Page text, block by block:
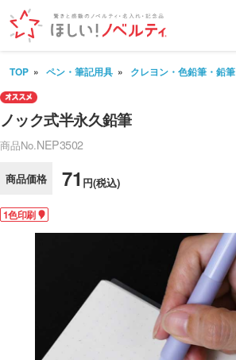
TOP ペン・筆記用具 クレヨン・色鉛筆・鉛筆
ノック式半永久鉛筆
商品No.NEP3502
商品価格 71 円(税込)
1色印刷